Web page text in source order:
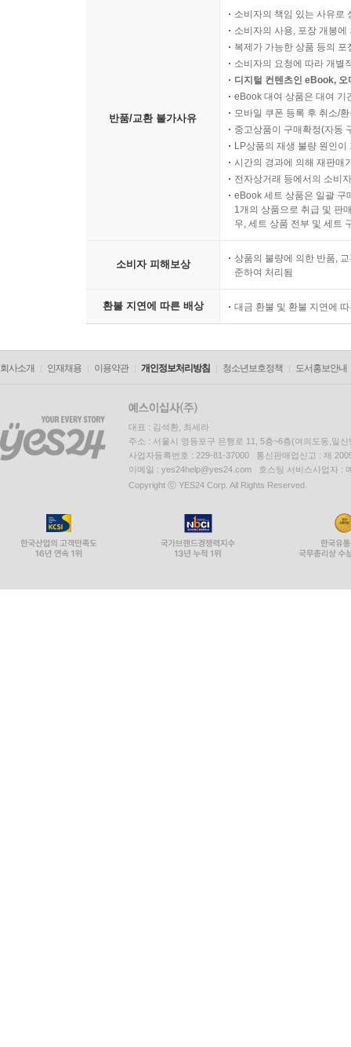
반품/교환 불가사유
소비자의 책임 있는 사유로
소비자의 사용, 포장 개봉
복제가 가능한 상품 등의
소비자의 요청에 따라 개별
디지털 컨텐츠인 eBook,
eBook 대여 상품은 대여 기
모바일 쿠폰 등록 후 취소/
중고상품이 구매확정(자동
LP상품의 재생 불량 원인
시간의 경과에 의해 재판매
전자상거래 등에서의 소비
eBook 세트 상품은 일괄 구
1개의 상품으로 취급 및 판
우, 세트 상품 전부 및 세트
소비자 피해보상
상품의 불량에 의한 반품,
준하여 처리됨
환불 지연에 따른 배상 대금 환불 및 환불 지연에
회사소개 인재채용 이용약관 개인정보처리방침 청소년보호정책 도서홍보안내
대표 : 김석환, 최세라
주소 : 서울시 영등포구 은행로 11, 5층~6층(여의도동,일신
사업자등록번호 : 229-81-37000 통신판매업신고 : 제
이메일 : yes24help@yes24.com 호스팅 서비스사업자 :
Copyright ⓒ YES24 Corp. All Rights Reserved.